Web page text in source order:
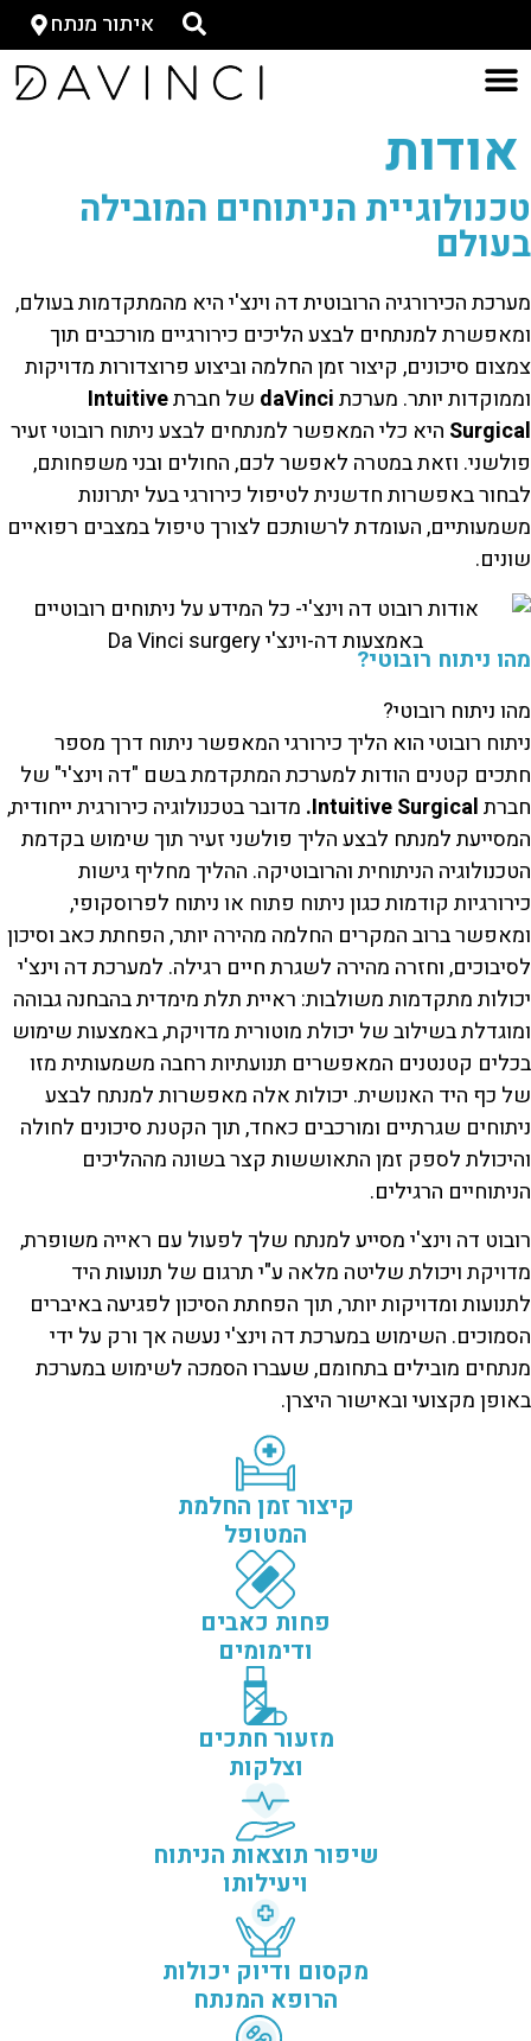
איתור מנתח
אודות
טכנולוגיית הניתוחים המובילה
בעולם
מערכת הכירורגיה הרובוטית דה וינצ'י היא מהמתקדמות בעולם,
ומאפשרת למנתחים לבצע הליכים כירורגיים מורכבים תוך
צמצום סיכונים, קיצור זמן החלמה וביצוע פרוצדורות מדויקות
וממוקדות יותר. מערכתdaVinci של חברתIntuitive
Surgical היא כלי המאפשר למנתחים לבצע ניתוח רובוטי זעיר
פולשני. וזאת במטרה לאפשר לכם, החולים ובני משפחותם,
לבחור באפשרות חדשנית לטיפול כירורגי בעל יתרונות
משמעותיים, העומדת לרשותכם לצורך טיפול במצבים רפואיים
שונים.
מהו ניתוח רובוטי?
מהו ניתוח רובוטי?
ניתוח רובוטי הוא הליך כירורגי המאפשר ניתוח דרך מספר
חתכים קטנים הודות למערכת המתקדמת בשם "דה וינצ'י" של
חברתIntuitive Surgical. מדובר בטכנולוגיה כירורגית ייחודית,
המסייעת למנתח לבצע הליך פולשני זעיר תוך שימוש בקדמת
הטכנולוגיה הניתוחית והרובוטיקה. ההליך מחליף גישות
כירורגיות קודמות כגון ניתוח פתוח או ניתוח לפרוסקופי,
ומאפשר ברוב המקרים החלמה מהירה יותר, הפחתת כאב וסיכון
לסיבוכים, וחזרה מהירה לשגרת חיים רגילה. למערכת דה וינצ'י
יכולות מתקדמות משולבות: ראיית תלת מימדית בהבחנה גבוהה
ומוגדלת בשילוב של יכולת מוטורית מדויקת, באמצעות שימוש
בכלים קטנטנים המאפשרים תנועתיות רחבה משמעותית מזו
של כף היד האנושית. יכולות אלה מאפשרות למנתח לבצע
ניתוחים שגרתיים ומורכבים כאחד, תוך הקטנת סיכונים לחולה
והיכולת לספק זמן התאוששות קצר בשונה מההליכים
הניתוחיים הרגילים.
רובוט דה וינצ'י מסייע למנתח שלך לפעול עם ראייה משופרת,
מדויקת ויכולת שליטה מלאה ע"י תרגום של תנועות היד
לתנועות ומדויקות יותר, תוך הפחתת הסיכון לפגיעה באיברים
הסמוכים. השימוש במערכת דה וינצ'י נעשה אך ורק על ידי
מנתחים מובילים בתחומם, שעברו הסמכה לשימוש במערכת
באופן מקצועי ובאישור היצרן.
קיצור זמן החלמת
המטופל
פחות כאבים
ודימומים
מזעור חתכים
וצלקות
שיפור תוצאות הניתוח
ויעילותו
מקסום ודיוק יכולות
הרופא המנתח